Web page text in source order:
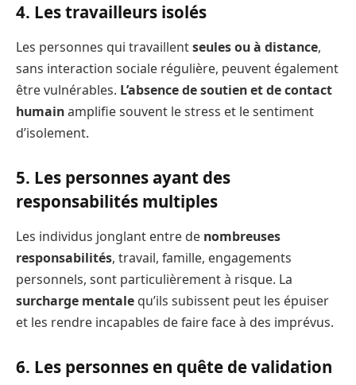
4. Les travailleurs isolés
Les personnes qui travaillentseules ou à distance,
sans interaction sociale régulière, peuvent également
être vulnérables. L’absence de soutien et de contact
humainamplifie souvent le stress et le sentiment
d’isolement.
5. Les personnes ayant des
responsabilités multiples
Les individus jonglant entre de nombreuses
responsabilités, travail, famille, engagements
personnels, sont particulièrement à risque. La
surcharge mentale qu’ils subissent peut les épuiser
et les rendre incapables de faire face à des imprévus.
6. Les personnes en quête de validation